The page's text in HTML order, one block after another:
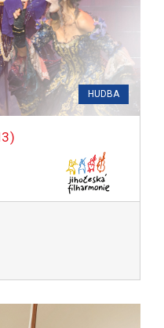
HUDBA